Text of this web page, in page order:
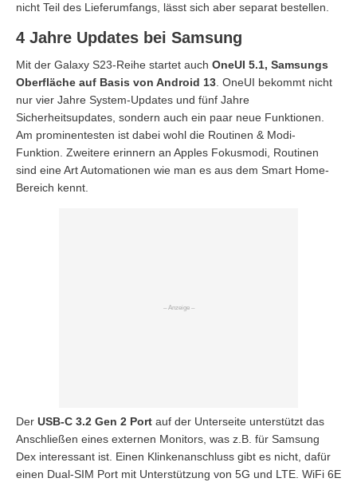
nicht Teil des Lieferumfangs, lässt sich aber separat bestellen.
4 Jahre Updates bei Samsung
Mit der Galaxy S23-Reihe startet auch OneUI 5.1, Samsungs
Oberfläche auf Basis von Android 13. OneUI bekommt nicht
nur vier Jahre System-Updates und fünf Jahre
Sicherheitsupdates, sondern auch ein paar neue Funktionen.
Am prominentesten ist dabei wohl die Routinen & Modi-
Funktion. Zweitere erinnern an Apples Fokusmodi, Routinen
sind eine Art Automationen wie man es aus dem Smart Home-
Bereich kennt.
Der USB-C 3.2 Gen 2 Port auf der Unterseite unterstützt das
Anschließen eines externen Monitors, was z.B. für Samsung
Dex interessant ist. Einen Klinkenanschluss gibt es nicht, dafür
einen Dual-SIM Port mit Unterstützung von 5G und LTE. WiFi 6E